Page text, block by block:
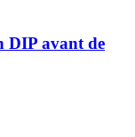
DIP avant de